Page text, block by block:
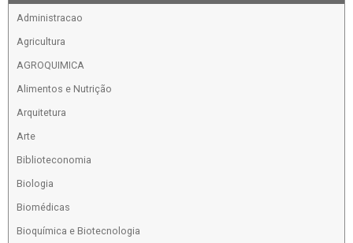
Administracao
Agricultura
AGROQUIMICA
Alimentos e Nutrição
Arquitetura
Arte
Biblioteconomia
Biologia
Biomédicas
Bioquímica e Biotecnologia